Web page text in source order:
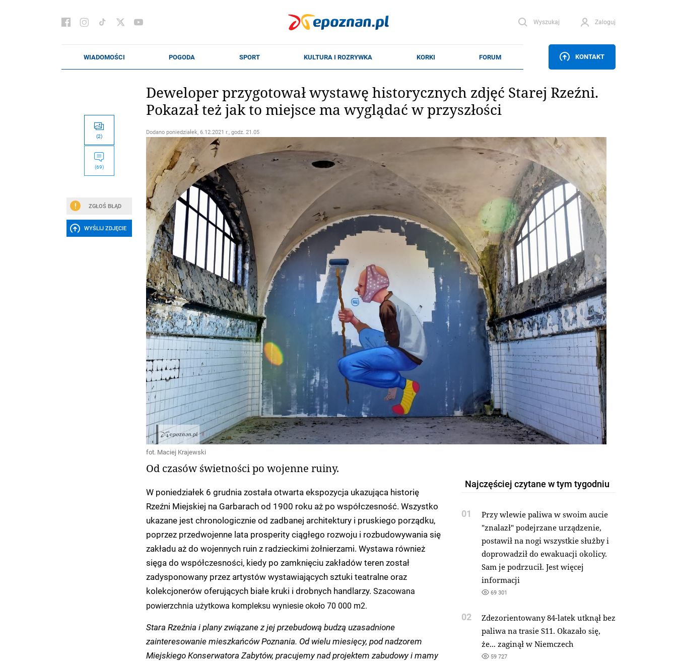
Wyszukaj Zaloguj
KONTAKT
(2)
(69)
ZGŁOŚ BŁĄD
WYŚLIJ ZDJĘCIE
Deweloper przygotował wystawę historycznych zdjęć Starej Rzeźni.
Pokazał też jak to miejsce ma wyglądać w przyszłości
Dodano poniedziałek, 6.12.2021 r., godz. 21.05
fot. Maciej Krajewski
Od czasów świetności po wojenne ruiny.
W poniedziałek 6 grudnia została otwarta ekspozycja ukazująca historię
Rzeźni Miejskiej na Garbarach od 1900 roku aż po współczesność. Wszystko
ukazane jest chronologicznie od zadbanej architektury i pruskiego porządku,
poprzez przedwojenne lata prosperity ciągłego rozwoju i rozbudowywania się
zakładu aż do wojennych ruin z radzieckimi żołnierzami. Wystawa również
sięga do współczesności, kiedy po zamknięciu zakładów teren został
zadysponowany przez artystów wystawiających sztuki teatralne oraz
kolekcjonerów oferujących białe kruki i drobnych handlarzy. Szacowana
powierzchnia użytkowa kompleksu wyniesie około 70 000 m2.
Stara Rzeźnia i plany związane z jej przebudową budzą uzasadnione
zainteresowanie mieszkańców Poznania. Od wielu miesięcy, pod nadzorem
Miejskiego Konserwatora Zabytów, pracujemy nad projektem zabudowy i mamy
Najczęściej czytane w tym tygodniu
01
Przy wlewie paliwa w swoim aucie
"znalazł" podejrzane urządzenie,
postawił na nogi wszystkie służby i
doprowadził do ewakuacji okolicy.
Sam je podrzucił. Jest więcej
informacji
69 301
02
Zdezorientowany 84-latek utknął bez
paliwa na trasie S11. Okazało się,
że... zaginął w Niemczech
59 727